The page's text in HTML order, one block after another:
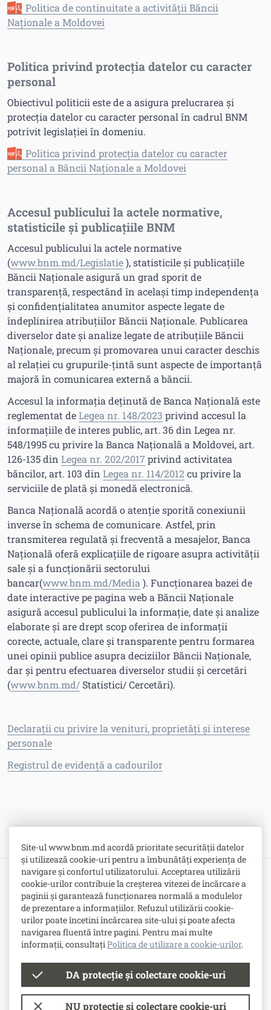
Site-ul www.bnm.md acordă prioritate securității datelor
și utilizează cookie-uri pentru a îmbunătăți experiența de
navigare și confortul utilizatorului. Acceptarea utilizării
cookie-urilor contribuie la creșterea vitezei de încărcare a
paginii și garantează funcționarea normală a modulelor
de prezentare a informațiilor. Refuzul utilizării cookie-
urilor poate încetini încărcarea site-ului și poate afecta
navigarea fluentă între pagini. Pentru mai multe
informații, consultațiPolitica de utilizare a cookie-urilor.
DA protecție și colectare cookie-uri
NU protecție și colectare cookie-uri
Politica de continuitate a activității Băncii
Naționale a Moldovei
Politica privind protecția datelor cu caracter
personal
Obiectivul politicii este de a asigura prelucrarea și
protecția datelor cu caracter personal în cadrul BNM
potrivit legislației în domeniu.
Politica privind protecția datelor cu caracter
personal a Băncii Naționale a Moldovei
Accesul publicului la actele normative,
statisticile și publicațiile BNM
Accesul publicului la actele normative
(www.bnm.md/Legislatie), statisticile și publicațiile
Băncii Naționale asigură un grad sporit de
transparență, respectând în același timp independența
și confidențialitatea anumitor aspecte legate de
îndeplinirea atribuțiilor Băncii Naționale. Publicarea
diverselor date și analize legate de atribuțiile Băncii
Naționale, precum și promovarea unui caracter deschis
al relației cu grupurile-țintă sunt aspecte de importanță
majoră în comunicarea externă a băncii.
Accesul la informația deținută de Banca Națională este
reglementat deLegea nr. 148/2023 privind accesul la
informațiile de interes public, art. 36 din Legea nr.
548/1995 cu privire la Banca Națională a Moldovei, art.
126-135 din Legea nr. 202/2017privind activitatea
băncilor, art. 103 din Legea nr. 114/2012 cu privire la
serviciile de plată și monedă electronică.
Banca Națională acordă o atenție sporită conexiunii
inverse în schema de comunicare. Astfel, prin
transmiterea regulată și frecventă a mesajelor, Banca
Națională oferă explicațiile de rigoare asupra activității
sale și a funcționării sectorului
bancar(www.bnm.md/Media ). Funcționarea bazei de
date interactive pe pagina web a Băncii Naționale
asigură accesul publicului la informație, date și analize
elaborate și are drept scop oferirea de informații
corecte, actuale, clare și transparente pentru formarea
unei opinii publice asupra deciziilor Băncii Naționale,
dar și pentru efectuarea diverselor studii și cercetări
(www.bnm.md/ Statistici/ Cercetări).
Declarații cu privire la venituri, proprietăți și interese
personale
Registrul de evidență a cadourilor
Bulevardul Grigore Vieru nr. 1,
MD-2005, Chişinău, Republica Moldova
-Contacte
-Posturi vacante
© Banca Națională a Moldovei